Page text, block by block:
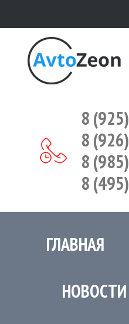
8 (925)
8 (926)
8 (985)
8 (495)
ГЛАВНАЯ
НОВОСТИ